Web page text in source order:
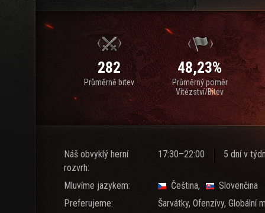
282
Průměrně bitev
48,23%
Průměrný poměr
Vítězství/Bitev
Náš obvyklý herní
rozvrh:
17:30–22:00 5 dní v
Mluvíme jazykem: Čeština
Slovenčina
Preferujeme:
Šarvátky, Ofenzívy, Globální